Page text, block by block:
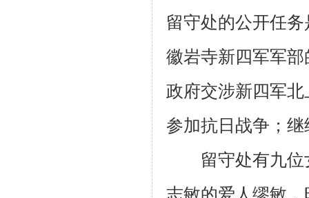
留守处的公开任
徽岩寺新四军军
政府交涉新四军
参加抗日战争；
留守处有九位